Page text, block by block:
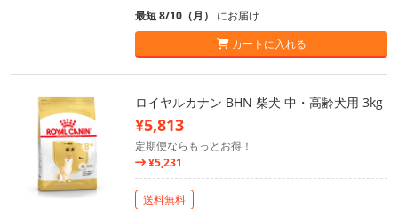
最短 8/10（月） にお届け
カートに入れる
ロイヤルカナン BHN 柴犬 中・高齢犬用 3kg
¥5,813
定期便ならもっとお得！
¥5,231
送料無料